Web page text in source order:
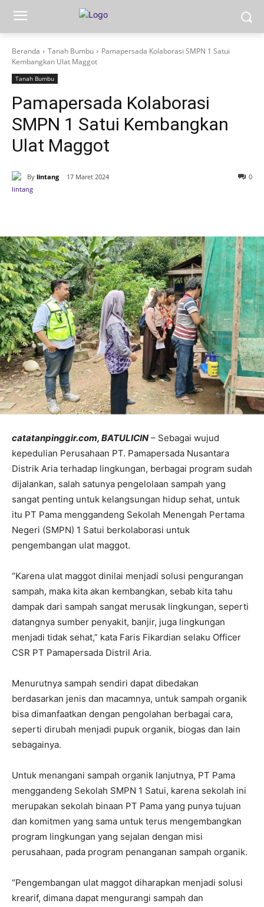
Beranda Tanah Bumbu
Pamapersada Kolaborasi SMPN 1 Satui
Kembangkan Ulat Maggot
Tanah Bumbu
Pamapersada Kolaborasi
SMPN 1 Satui Kembangkan
Ulat Maggot
By lintang 17 Maret 2024 0
catatanpinggir.com, BATULICIN – Sebagai wujud
kepedulian Perusahaan PT. Pamapersada Nusantara
Distrik Aria terhadap lingkungan, berbagai program sudah
dijalankan, salah satunya pengelolaan sampah yang
sangat penting untuk kelangsungan hidup sehat, untuk
itu PT Pama menggandeng Sekolah Menengah Pertama
Negeri (SMPN) 1 Satui berkolaborasi untuk
pengembangan ulat maggot.
“Karena ulat maggot dinilai menjadi solusi pengurangan
sampah, maka kita akan kembangkan, sebab kita tahu
dampak dari sampah sangat merusak lingkungan, seperti
datangnya sumber penyakit, banjir, juga lingkungan
menjadi tidak sehat,” kata Faris Fikardian selaku Officer
CSR PT Pamapersada Distril Aria.
Menurutnya sampah sendiri dapat dibedakan
berdasarkan jenis dan macamnya, untuk sampah organik
bisa dimanfaatkan dengan pengolahan berbagai cara,
seperti dirubah menjadi pupuk organik, biogas dan lain
sebagainya.
Untuk menangani sampah organik lanjutnya, PT Pama
menggandeng Sekolah SMPN 1 Satui, karena sekolah ini
merupakan sekolah binaan PT Pama yang punya tujuan
dan komitmen yang sama untuk terus mengembangkan
program lingkungan yang sejalan dengan misi
perusahaan, pada program penanganan sampah organik.
“Pengembangan ulat maggot diharapkan menjadi solusi
krearif, dimana dapat mengurangi sampah dan